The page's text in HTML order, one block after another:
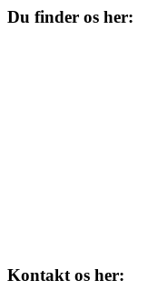
Du finder os her:
Kontakt os her: